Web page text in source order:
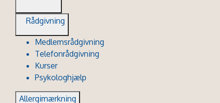
Rådgivning
Medlemsrådgivning
Telefonrådgivning
Kurser
Psykologhjælp
Allergimærkning